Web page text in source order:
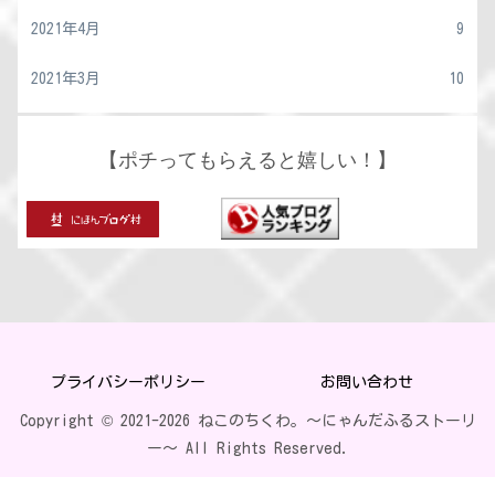
2021年4月 9
2021年3月 10
【ポチってもらえると嬉しい！】
プライバシーポリシー お問い合わせ
Copyright © 2021-2026 ねこのちくわ。〜にゃんだふるストーリ
ー〜 All Rights Reserved.